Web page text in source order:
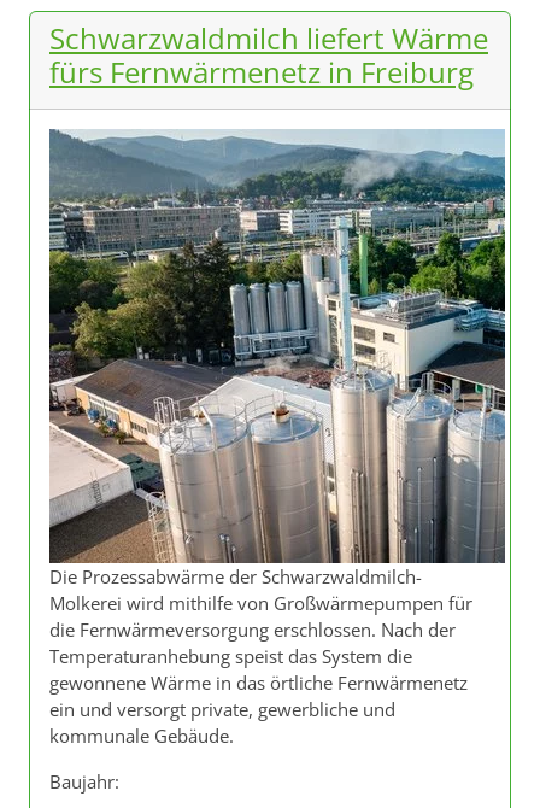
Schwarzwaldmilch liefert Wärme
fürs Fernwärmenetz in Freiburg
Die Prozessabwärme der Schwarzwaldmilch-
Molkerei wird mithilfe von Großwärmepumpen für
die Fernwärmeversorgung erschlossen. Nach der
Temperaturanhebung speist das System die
gewonnene Wärme in das örtliche Fernwärmenetz
ein und versorgt private, gewerbliche und
kommunale Gebäude.
Baujahr: